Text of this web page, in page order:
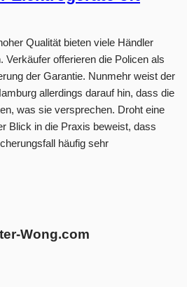
Qualität bieten viele Händler
Verkäufer offerieren die Policen als
der Garantie. Nunmehr weist der
allerdings darauf hin, dass die
was sie versprechen. Droht eine
Blick in die Praxis beweist, dass
häufig sehr
Wong.com